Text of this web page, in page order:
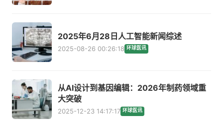
2025年6月28日人工智能新闻综述
2025-08-26 00:26:18 环球医讯
从AI设计到基因编辑：2026年制药领域重
大突破
2025-12-23 14:17:17 环球医讯